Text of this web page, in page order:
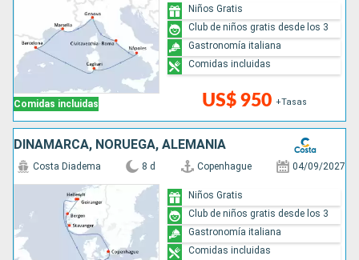
Comidas incluidas US$ 950 +Tasas
Niños Gratis
Club de niños gratis desde los 3
Gastronomía italiana
Comidas incluidas
DINAMARCA, NORUEGA, ALEMANIA
Costa Diadema 8 d Copenhague 04/09/2027
Niños Gratis
Club de niños gratis desde los 3
Gastronomía italiana
Comidas incluidas